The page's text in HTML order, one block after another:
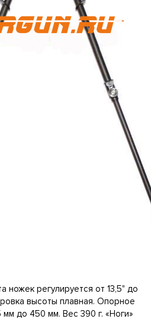
ножек регулируется от 13,5" до
высоты плавная. Опорное
до 450 мм. Вес 390 г. «Ноги»